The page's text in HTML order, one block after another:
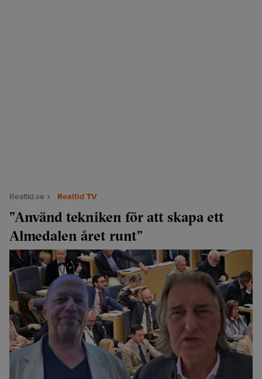
Realtid.se Realtid TV
”Använd tekniken för att skapa ett
Almedalen året runt”